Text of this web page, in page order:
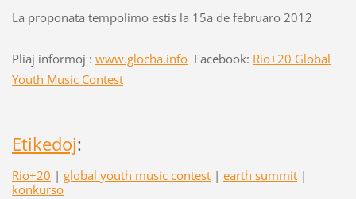
La proponata tempolimo estis la 15a de februaro 2012
Pliaj informoj : www.glocha.info Facebook: Rio+20 Global
Youth Music Contest
Etikedoj:
Rio+20 | global youth music contest | earth summit |
konkurso